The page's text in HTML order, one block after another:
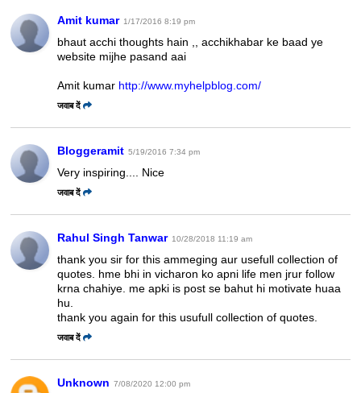
Amit kumar 1/17/2016 8:19 pm
bhaut acchi thoughts hain ,, acchikhabar ke baad ye
website mijhe pasand aai
Amit kumar http://www.myhelpblog.com/
जवाब दें
Bloggeramit 5/19/2016 7:34 pm
Very inspiring.... Nice
जवाब दें
Rahul Singh Tanwar 10/28/2018 11:19 am
thank you sir for this ammeging aur usefull collection of
quotes. hme bhi in vicharon ko apni life men jrur follow
krna chahiye. me apki is post se bahut hi motivate huaa
hu.
thank you again for this usufull collection of quotes.
जवाब दें
Unknown 7/08/2020 12:00 pm